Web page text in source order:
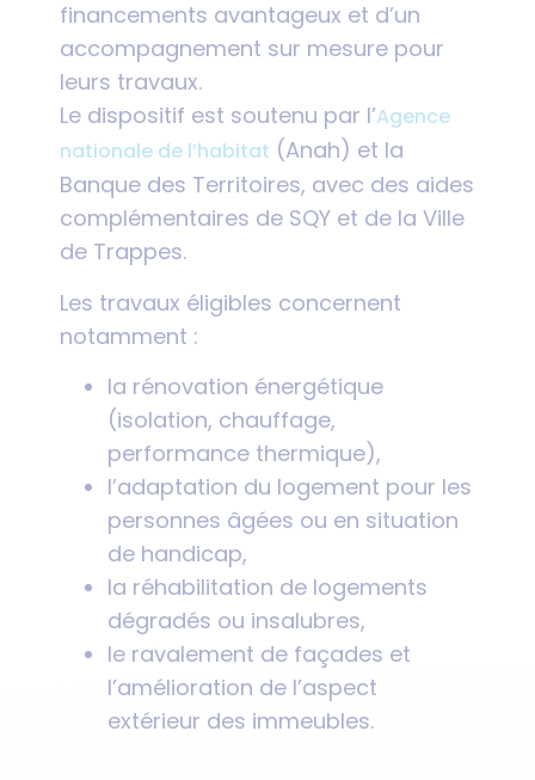
financements avantageux et d’un
accompagnement sur mesure pour
leurs travaux.
Le dispositif est soutenu par l’Agence
nationale de l’habitat (Anah) et la
Banque des Territoires, avec des aides
complémentaires de SQY et de la Ville
de Trappes.
Les travaux éligibles concernent
notamment :
la rénovation énergétique
(isolation, chauffage,
performance thermique),
l’adaptation du logement pour les
personnes âgées ou en situation
de handicap,
la réhabilitation de logements
dégradés ou insalubres,
le ravalement de façades et
l’amélioration de l’aspect
extérieur des immeubles.